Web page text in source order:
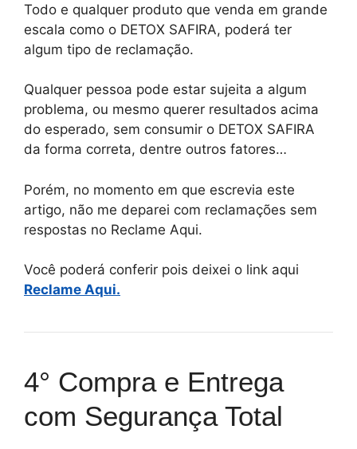
Todo e qualquer produto que venda em grande
escala como o DETOX SAFIRA, poderá ter
algum tipo de reclamação.
Qualquer pessoa pode estar sujeita a algum
problema, ou mesmo querer resultados acima
do esperado, sem consumir o DETOX SAFIRA
da forma correta, dentre outros fatores…
Porém, no momento em que escrevia este
artigo, não me deparei com reclamações sem
respostas no Reclame Aqui.
Você poderá conferir pois deixei o link aqui
Reclame Aqui.
4° Compra e Entrega
com Segurança Total